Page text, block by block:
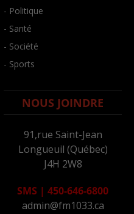
- Politique
- Santé
- Société
- Sports
NOUS JOINDRE
91,rue Saint-Jean
Longueuil (Québec)
J4H 2W8
SMS | 450-646-6800
admin@fm1033.ca